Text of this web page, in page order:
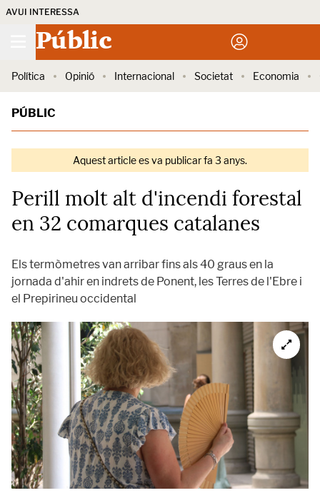
AVUI INTERESSA
Públic
Política Opinió Internacional Societat Economia
PÚBLIC
Aquest article es va publicar fa 3 anys.
Perill molt alt d'incendi forestal
en 32 comarques catalanes
Els termòmetres van arribar fins als 40 graus en la
jornada d'ahir en indrets de Ponent, les Terres de l'Ebre i
el Prepirineu occidental